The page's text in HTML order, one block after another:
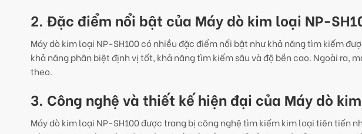
2. Đặc điểm nổi bật của Máy dò kim loại NP-
Máy dò kim loại NP-SH100 có nhiều đặc điểm nổi bật như khả năng tìm kiếm
khả năng phân biệt định vị tốt, khả năng tìm kiếm sâu và độ bền cao. Ngoài ra,
theo.
3. Công nghệ và thiết kế hiện đại của Máy dò
Máy dò kim loại NP-SH100 được trang bị công nghệ tìm kiếm kim loại tiên tiến